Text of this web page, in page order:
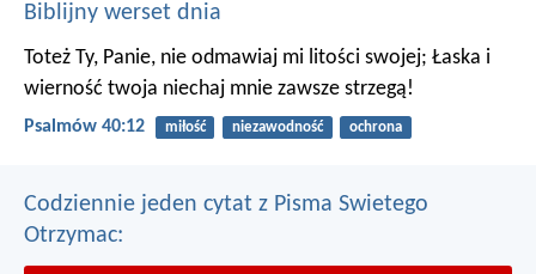
Biblijny werset dnia
Toteż Ty, Panie, nie odmawiaj mi litości swojej; Łaska i
wierność twoja niechaj mnie zawsze strzegą!
Psalmów 40:12 miłość niezawodność ochrona
Codziennie jeden cytat z Pisma Swietego
Otrzymac: